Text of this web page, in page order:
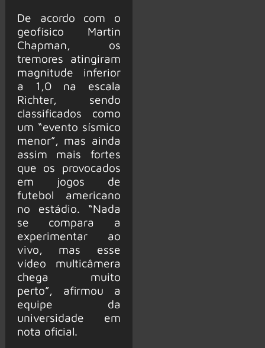
De acordo com o
geofísico Martin
Chapman, os
tremores atingiram
magnitude inferior
a 1,0 na escala
Richter, sendo
classificados como
um “evento sísmico
menor”, mas ainda
assim mais fortes
que os provocados
em jogos de
futebol americano
no estádio. “Nada
se compara a
experimentar ao
vivo, mas esse
vídeo multicâmera
chega muito
perto”, afirmou a
equipe da
universidade em
nota oficial.